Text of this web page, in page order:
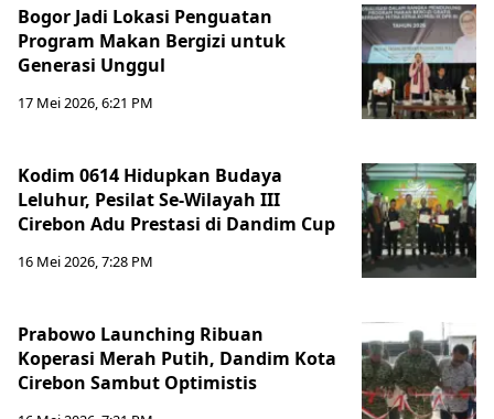
Bogor Jadi Lokasi Penguatan
Program Makan Bergizi untuk
Generasi Unggul
17 Mei 2026, 6:21 PM
Kodim 0614 Hidupkan Budaya
Leluhur, Pesilat Se-Wilayah III
Cirebon Adu Prestasi di Dandim Cup
16 Mei 2026, 7:28 PM
Prabowo Launching Ribuan
Koperasi Merah Putih, Dandim Kota
Cirebon Sambut Optimistis